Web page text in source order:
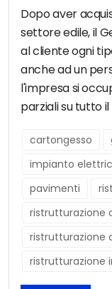
Dopo aver
settore edile, il
al cliente ogni
anche ad un
l'impresa si
parziali su tutto
cartongesso
impianto
pavimenti
ristrutturazione
ristrutturazione
ristrutturazione